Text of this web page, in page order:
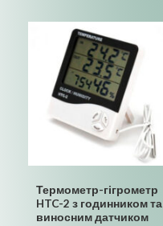
Термометр-гігрометр
HTC-2 з годинником та
виносним датчиком